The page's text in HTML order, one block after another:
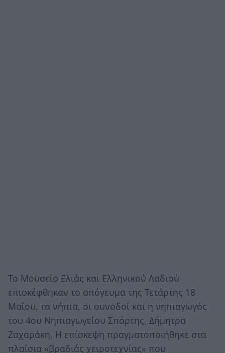
Το Μουσείο Ελιάς και Ελληνικού Λαδιού
επισκέφθηκαν το απόγευμα της Τετάρτης 18
Μαΐου, τα νήπια, οι συνοδοί και η νηπιαγωγός
του 4ου Νηπιαγωγείου Σπάρτης, Δήμητρα
Ζαχαράκη. Η επίσκεψη πραγματοποιήθηκε στα
πλαίσια «βραδιάς χειροτεχνίας» που